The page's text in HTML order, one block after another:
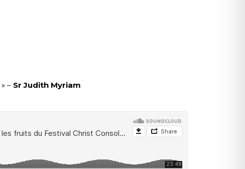
» – Sr Judith Myriam